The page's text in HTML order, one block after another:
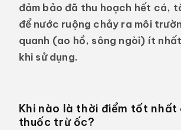
đảm bảo đã thu hoạch hết cá,
để nước ruộng chảy ra môi
quanh (ao hồ, sông ngòi) ít
khi sử dụng.
Khi nào là thời điểm tốt nhất
thuốc trừ ốc?